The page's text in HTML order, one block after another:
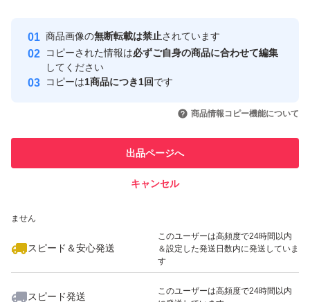
#忘年会 #飲みごと #菓子 #癖になる #美味しい #ナッツ #
インド #ヒット #カシューナッツ #メープル #ナッツ #メ
月 #ビール #おつまみ #日本酒 #ワイン #人気 #ヒット商品
#売れてる #アナゴ #海産物 #海 #食品 #年末年始 #焼酎 #
コロナに負けるな #ベビー・キッズ #スマホタブレット #
メンズ #レディース #本 #メディア #ゲーム #ボビー #タレ
リア #自動車 #チケット
安心取引出品者
心・安全なユーザーです
取引実績
引を完了させた実績があります
での取引実績があります
ません
スピード＆安心発送
このユーザーは高頻度で24時間以内
＆設定した発送日数内に発送していま
す
スピード発送
このユーザーは高頻度で24時間以内
商品画像の無断転載は禁止されています
コピーされた情報は必ずご自身の商品に合わせて編集
してください
コピーは1商品につき1回です
商品情報コピー機能について
出品ページへ
キャンセル